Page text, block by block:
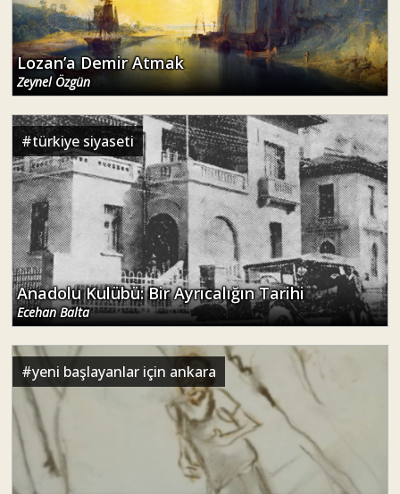
Lozan’a Demir Atmak
Zeynel Özgün
#türkiye siyaseti
Anadolu Kulübü: Bir Ayrıcalığın Tarihi
Ecehan Balta
#yeni başlayanlar için ankara